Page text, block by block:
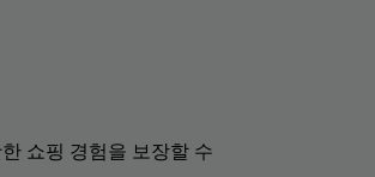
쇼핑 경험을 보장할 수